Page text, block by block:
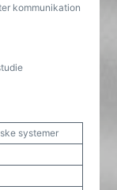
kommunikation
systemer